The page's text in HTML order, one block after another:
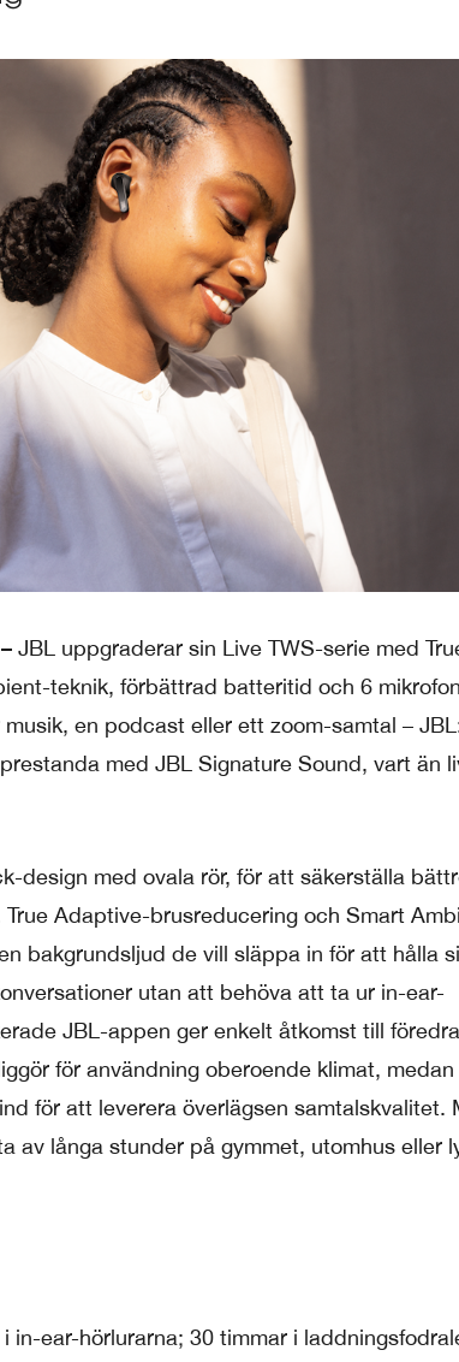
JBL uppgraderar sin Live TWS-serie med
teknik, förbättrad batteritid och 6
en podcast eller ett zoom-samtal –
med JBL Signature Sound, vart än
design med ovala rör, för att säkerställa
Adaptive-brusreducering och Smart
bakgrundsljud de vill släppa in för att hålla
utan att behöva att ta ur in-ear-
JBL-appen ger enkelt åtkomst till
för användning oberoende klimat,
för att leverera överlägsen samtalskvalitet.
av långa stunder på gymmet, utomhus eller
ear-hörlurarna; 30 timmar i